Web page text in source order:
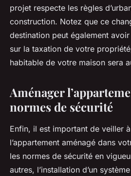
projet respecte les règles
construction. Notez que ce
destination peut également
sur la taxation de votre
habitable de votre maison sera
Aménager
normes de sécurité
Enfin, il est important de veiller
l’appartement aménagé dans
les normes de sécurité en
autres, l’installation d’un